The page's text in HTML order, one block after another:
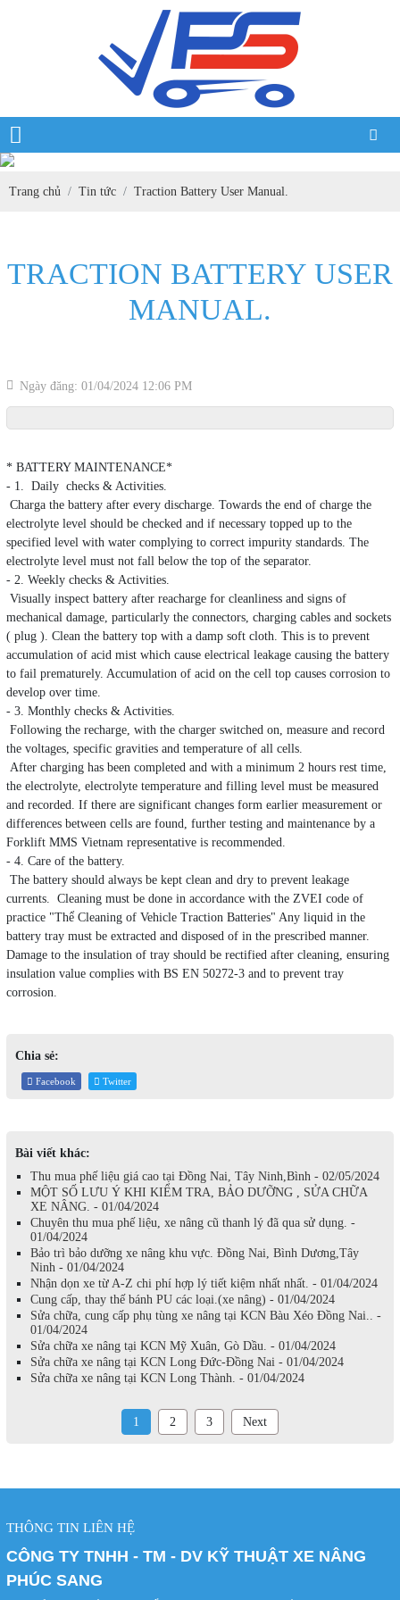
Trang chủ Tin tức Traction Battery User Manual.
TRACTION BATTERY USER
MANUAL.
Ngày đăng: 01/04/2024 12:06 PM
* BATTERY MAINTENANCE*
- 1. Daily checks & Activities.
Charga the battery after every discharge. Towards the end of charge the
electrolyte level should be checked and if necessary topped up to the
specified level with water complying to correct impurity standards. The
electrolyte level must not fall below the top of the separator.
- 2. Weekly checks & Activities.
Visually inspect battery after reacharge for cleanliness and signs of
mechanical damage, particularly the connectors, charging cables and sockets
( plug ). Clean the battery top with a damp soft cloth. This is to prevent
accumulation of acid mist which cause electrical leakage causing the battery
to fail prematurely. Accumulation of acid on the cell top causes corrosion to
develop over time.
- 3. Monthly checks & Activities.
Following the recharge, with the charger switched on, measure and record
the voltages, specific gravities and temperature of all cells.
After charging has been completed and with a minimum 2 hours rest time,
the electrolyte, electrolyte temperature and filling level must be measured
and recorded. If there are significant changes form earlier measurement or
differences between cells are found, further testing and maintenance by a
Forklift MMS Vietnam representative is recommended.
- 4. Care of the battery.
The battery should always be kept clean and dry to prevent leakage
currents. Cleaning must be done in accordance with the ZVEI code of
practice "Thể Cleaning of Vehicle Traction Batteries" Any liquid in the
battery tray must be extracted and disposed of in the prescribed manner.
Damage to the insulation of tray should be rectified after cleaning, ensuring
insulation value complies with BS EN 50272-3 and to prevent tray
corrosion.
Chia sẻ:
Facebook Twitter
Bài viết khác:
Thu mua phế liệu giá cao tại Đồng Nai, Tây Ninh,Bình - 02/05/2024
MỘT SỐ LƯU Ý KHI KIỂM TRA, BẢO DƯỠNG , SỬA CHỮA
XE NÂNG. - 01/04/2024
Chuyên thu mua phế liệu, xe nâng cũ thanh lý đã qua sử dụng. -
01/04/2024
Bảo trì bảo dưỡng xe nâng khu vực. Đồng Nai, Bình Dương,Tây
Ninh - 01/04/2024
Nhận dọn xe từ A-Z chi phí hợp lý tiết kiệm nhất nhất. - 01/04/2024
Cung cấp, thay thế bánh PU các loại.(xe nâng) - 01/04/2024
Sửa chữa, cung cấp phụ tùng xe nâng tại KCN Bàu Xéo Đồng Nai.. -
01/04/2024
Sửa chữa xe nâng tại KCN Mỹ Xuân, Gò Dầu. - 01/04/2024
Sửa chữa xe nâng tại KCN Long Đức-Đồng Nai - 01/04/2024
Sửa chữa xe nâng tại KCN Long Thành. - 01/04/2024
1 2 3 Next
THÔNG TIN LIÊN HỆ
CÔNG TY TNHH - TM - DV KỸ THUẬT XE NÂNG
PHÚC SANG